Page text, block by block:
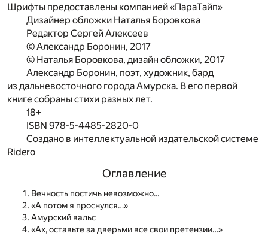
Шрифты предоставлены компанией «ПараТайп»
Дизайнер обложки Наталья Боровкова
Редактор Сергей Алексеев
© Александр Боронин, 2017
© Наталья Боровкова, дизайн обложки, 2017
Александр Боронин, поэт, художник, бард
из дальневосточного города Амурска. В его первой
книге собраны стихи разных лет.
18+
ISBN 978-5-4485-2820-0
Создано в интеллектуальной издательской системе
Ridero
Оглавление
Вечность постичь невозможно...
«А потом я проснулся…»
Амурский вальс
«Ах, оставьте за дверьми все свои претензии…»